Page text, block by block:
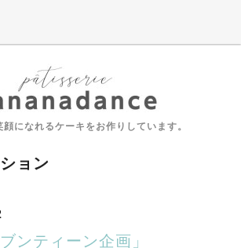
になれるケーキをお作りしています。
ョン
ンティーン企画」